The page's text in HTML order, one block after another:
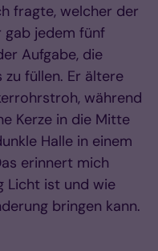
fragte, welcher der
gab jedem fünf
Aufgabe, die
zu füllen. Er ältere
während
Kerze in die Mitte
Halle in einem
erinnert mich
Licht ist und wie
bringen kann.